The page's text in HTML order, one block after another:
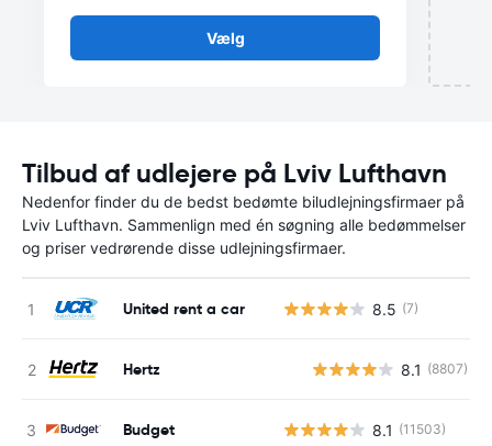
Vælg
Tilbud af udlejere på Lviv Lufthavn
Nedenfor finder du de bedst bedømte biludlejningsfirmaer på
Lviv Lufthavn. Sammenlign med én søgning alle bedømmelser
og priser vedrørende disse udlejningsfirmaer.
United rent a car 8.5 (7)
Hertz 8.1 (8807)
Budget 8.1 (11503)